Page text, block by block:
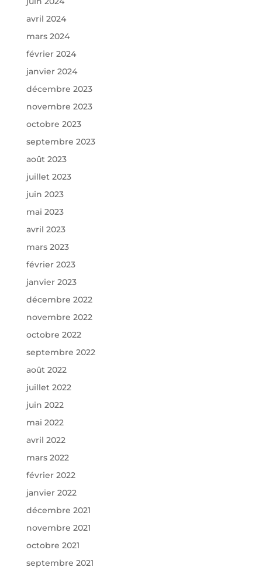
avril 2024
mars 2024
février 2024
janvier 2024
décembre 2023
novembre 2023
octobre 2023
septembre 2023
août 2023
juillet 2023
juin 2023
mai 2023
avril 2023
mars 2023
février 2023
janvier 2023
décembre 2022
novembre 2022
octobre 2022
septembre 2022
août 2022
juillet 2022
juin 2022
mai 2022
avril 2022
mars 2022
février 2022
janvier 2022
décembre 2021
novembre 2021
octobre 2021
septembre 2021